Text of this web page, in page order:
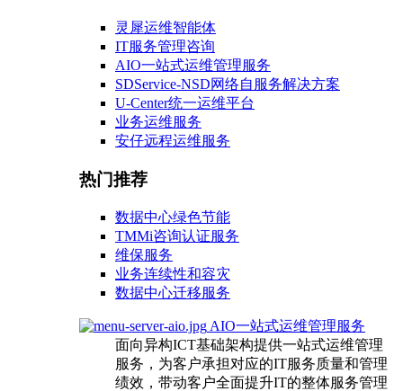
灵犀运维智能体
IT服务管理咨询
AIO一站式运维管理服务
SDService-NSD网络自服务解决方案
U-Center统一运维平台
业务运维服务
安仔远程运维服务
热门推荐
数据中心绿色节能
TMMi咨询认证服务
维保服务
业务连续性和容灾
数据中心迁移服务
AIO一站式运维管理服务
面向异构ICT基础架构提供一站式运维管理
服务，为客户承担对应的IT服务质量和管理
绩效，带动客户全面提升IT的整体服务管理